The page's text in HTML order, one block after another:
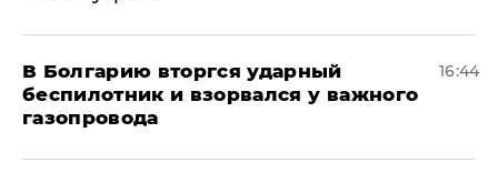
В Болгарию вторгся ударный
беспилотник и взорвался у важного
газопровода
16:44